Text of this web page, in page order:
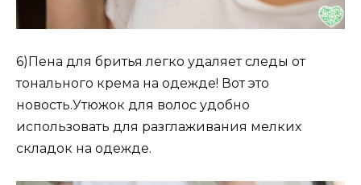
6)Пена для бритья легко удаляет следы от
тонального крема на одежде! Вот это
новость.Утюжок для волос удобно
использовать для разглаживания мелких
складок на одежде.